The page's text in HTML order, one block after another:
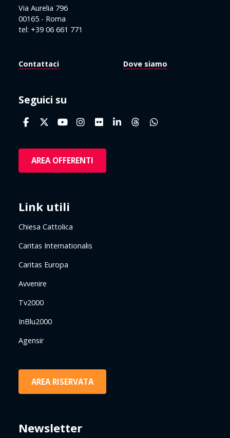
Via Aurelia 796
00165 - Roma
tel: +39 06 661 771
Contattaci Dove siamo
Seguici su
AREA OFFERENTI
Link utili
Chiesa Cattolica
Caritas Internationalis
Caritas Europa
Avvenire
Tv2000
InBlu2000
Agensir
AREA RISERVATA
Newsletter